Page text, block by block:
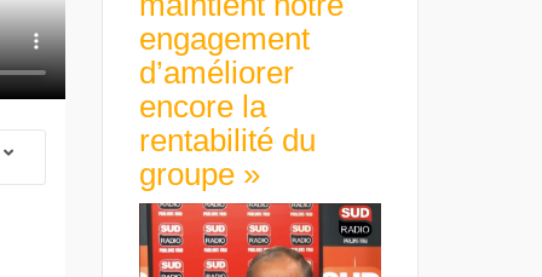
Euro numérique : la BCE
engagement
d’améliorer
encore la
rentabilité du
groupe »